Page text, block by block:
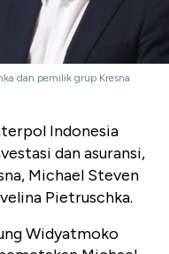
dan pemilik grup Kresna
Indonesia
dan asuransi,
Michael Steven
Pietruschka.
Widyatmoko